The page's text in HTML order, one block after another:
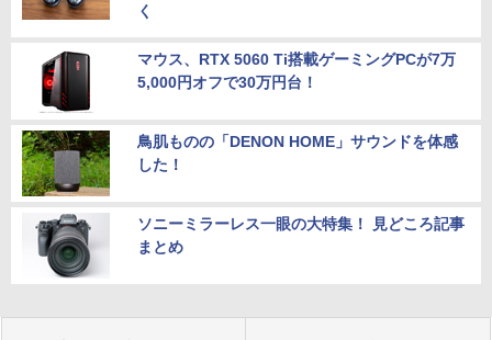
く
マウス、RTX 5060 Ti搭載ゲーミングPCが7万
5,000円オフで30万円台！
鳥肌ものの「DENON HOME」サウンドを体感
した！
ソニーミラーレス一眼の大特集！ 見どころ記事
まとめ